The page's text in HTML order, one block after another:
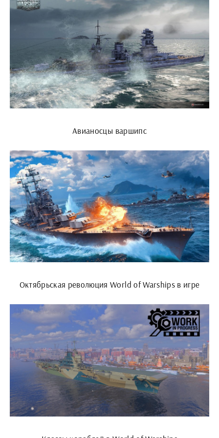
Авианосцы варшипс
Октябрьская революция World of Warships в игре